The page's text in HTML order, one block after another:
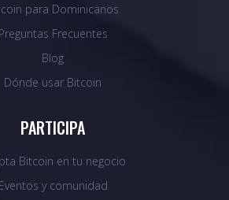
para Dominicanos
Preguntas Frecuentes
Blog
Dónde usar Bitcoin
PARTICIPA
Bitcoin en tu negocio
Eventos y comunidad